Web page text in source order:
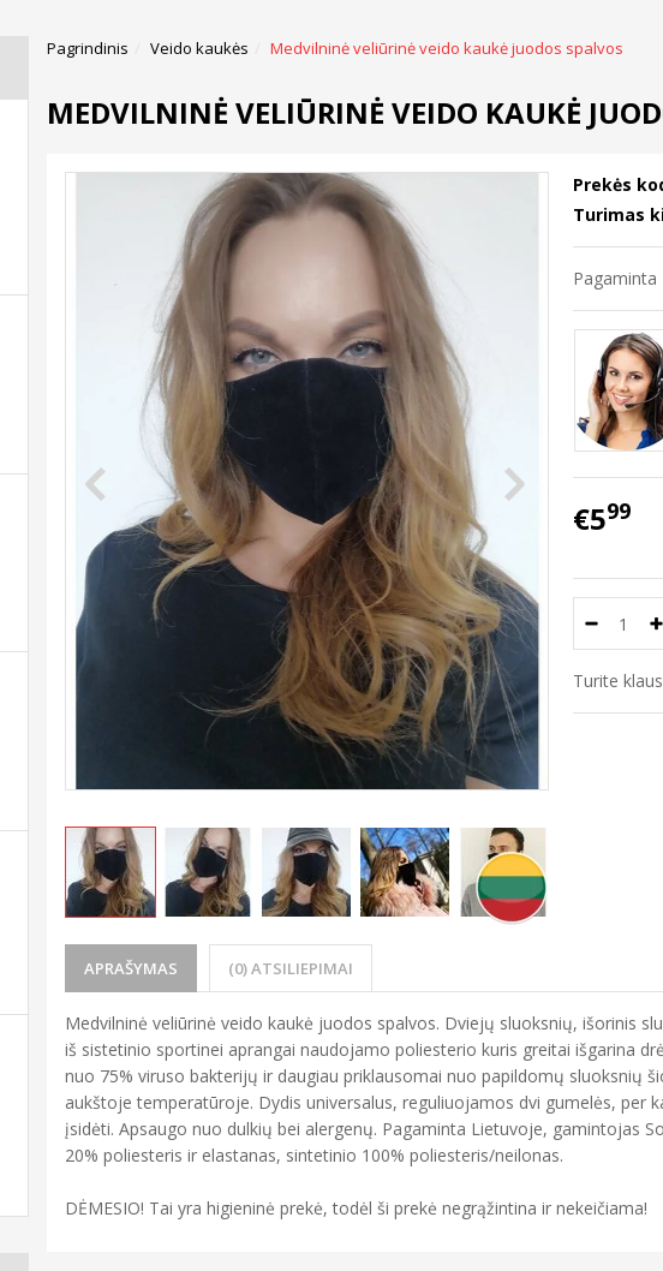
Pagrindinis Veido kaukės Medvilninė veliūrinė veido kaukė juodos spalvos
MEDVILNINĖ VELIŪRINĖ VEIDO KAUKĖ
Prekės
Turimas
€599
Turite
APRAŠYMAS (0) ATSILIEPIMAI
Medvilninė veliūrinė veido kaukė juodos spalvos. Dviejų sluoksnių, išorinis
iš sistetinio sportinei aprangai naudojamo poliesterio kuris greitai išgarina
nuo 75% viruso bakterijų ir daugiau priklausomai nuo papildomų sluoksnių
aukštoje temperatūroje. Dydis universalus, reguliuojamos dvi gumelės, per
įsidėti. Apsaugo nuo dulkių bei alergenų. Pagaminta Lietuvoje, gamintojas
20% poliesteris ir elastanas, sintetinio 100% poliesteris/neilonas.
DĖMESIO! Tai yra higieninė prekė, todėl ši prekė negrąžintina ir nekeičiama!